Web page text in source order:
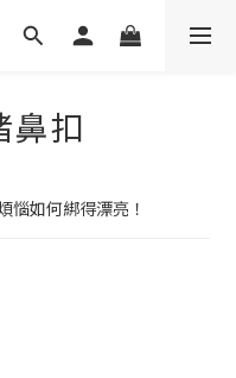
鼻扣
惱如何綁得漂亮！